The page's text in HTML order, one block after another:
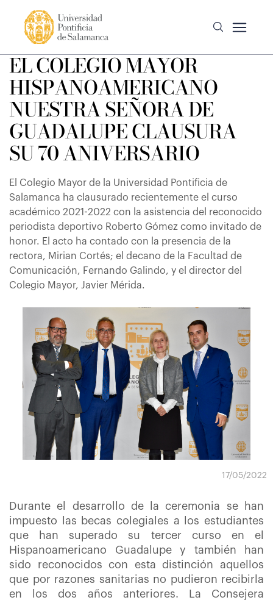
EL COLEGIO MAYOR
HISPANOAMERICANO
NUESTRA SEÑORA DE
GUADALUPE CLAUSURA
SU 70 ANIVERSARIO
El Colegio Mayor de la Universidad Pontificia de
Salamanca ha clausurado recientemente el curso
académico 2021-2022 con la asistencia del reconocido
periodista deportivo Roberto Gómez como invitado de
honor. El acto ha contado con la presencia de la
rectora, Mirian Cortés; el decano de la Facultad de
Comunicación, Fernando Galindo, y el director del
Colegio Mayor, Javier Mérida.
17/05/2022
Durante el desarrollo de la ceremonia se han
impuesto las becas colegiales a los estudiantes
que han superado su tercer curso en el
Hispanoamericano Guadalupe y también han
sido reconocidos con esta distinción aquellos
que por razones sanitarias no pudieron recibirla
en los dos años anteriores. La Consejera